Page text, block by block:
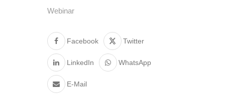
Webinar
Facebook Twitter
LinkedIn WhatsApp
E-Mail